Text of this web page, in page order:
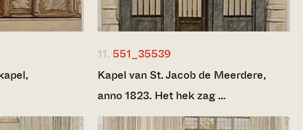
11. 551_35539
Kapel van St. Jacob de Meerdere,
anno 1823. Het hek zag …